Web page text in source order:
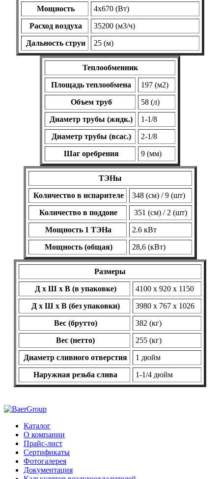
Мощность 4х670 (Вт)
Расход воздуха 35200 (м3/ч)
Дальность струи 25 (м)
Теплообменник
Площадь теплообмена 197 (м2)
Объем труб 58 (л)
Диаметр трубы (жидк.) 1-1/8
Диаметр трубы (всас.) 2-1/8
Шаг оребрения 9 (мм)
ТЭНы
Количество в испарителе 348 (см) / 9 (шт)
Количество в поддоне 351 (см) / 2 (шт)
Мощность 1 ТЭНа 2.6 кВт
Мощность (общая) 28,6 (кВт)
Размеры
Д х Ш х В (в упаковке) 4100 х 920 х 1150
Д х Ш х В (без упаковки) 3980 х 767 х 1026
Вес (брутто) 382 (кг)
Вес (нетто) 255 (кг)
Диаметр сливного отверстия 1 дюйм
Наружная резьба слива 1-1/4 дюйм
Каталог
О компании
Прайс-лист
Сертификаты
Фотогалерея
Документация